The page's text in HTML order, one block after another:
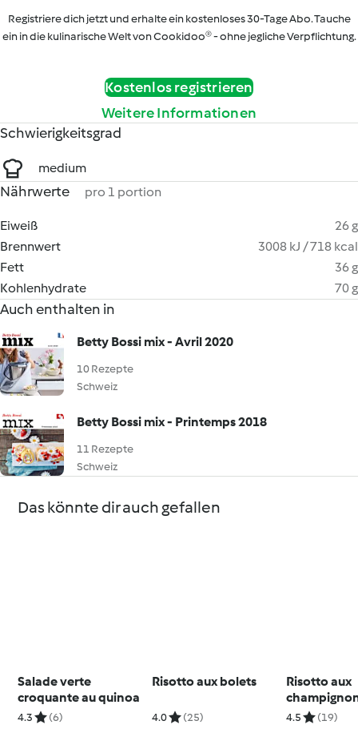
Registriere dich jetzt und erhalte ein kostenloses 30-Tage Abo. Tauche
ein in die kulinarische Welt von Cookidoo® - ohne jegliche Verpflichtung.
Kostenlos registrieren
Weitere Informationen
Schwierigkeitsgrad
medium
Nährwerte pro 1 portion
Eiweiß
26 g
Brennwert
3008 kJ / 718 kcal
Fett
36 g
Kohlenhydrate
70 g
Auch enthalten in
Betty Bossi mix - Avril 2020
10 Rezepte
Schweiz
Betty Bossi mix - Printemps 2018
11 Rezepte
Schweiz
Das könnte dir auch gefallen
Salade verte
croquante au quinoa
4.3 (6)
Risotto aux bolets
4.0 (25)
Risotto aux
4.5 (19)